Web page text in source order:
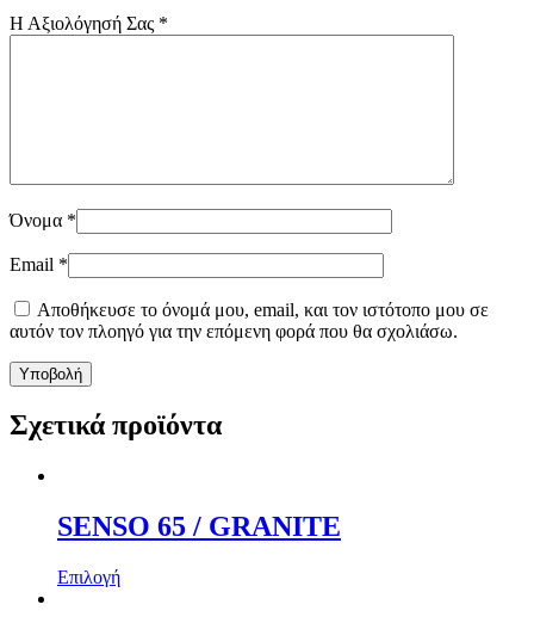
Η Αξιολόγησή Σας *
Όνομα *
Email *
Αποθήκευσε το όνομά μου, email, και τον ιστότοπο μου σε
αυτόν τον πλοηγό για την επόμενη φορά που θα σχολιάσω.
Σχετικά προϊόντα
SENSO 65 / GRANITE
Επιλογή